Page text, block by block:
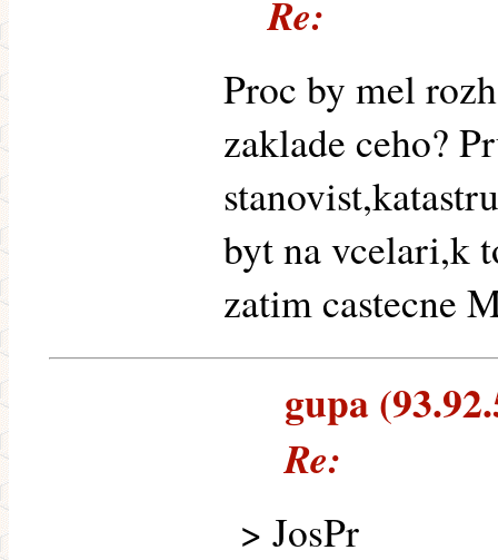
Re:
Proc by mel
zaklade ceho?
byt na vcelari,k
zatim castecne
gupa
Re:
> JosPr